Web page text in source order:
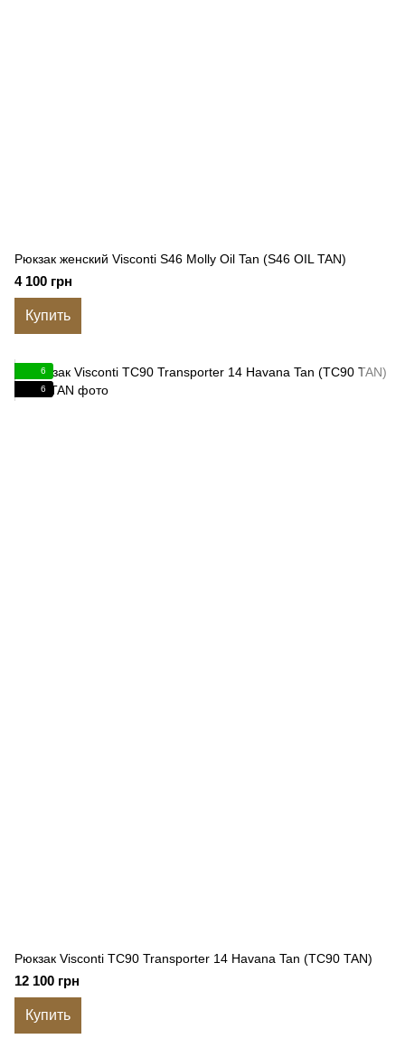
Рюкзак женский Visconti S46 Molly Oil Tan (S46 OIL TAN)
4 100 грн
Купить
6
6
Рюкзак Visconti TC90 Transporter 14 Havana Tan (TC90 TAN)
12 100 грн
Купить